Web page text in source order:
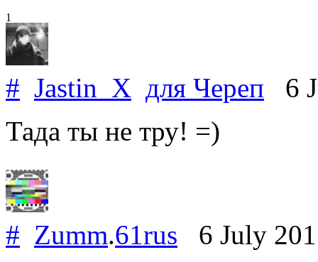
1
# Jastin_X для Череп 6
Тада ты не тру! =)
# Zumm.61rus 6 July